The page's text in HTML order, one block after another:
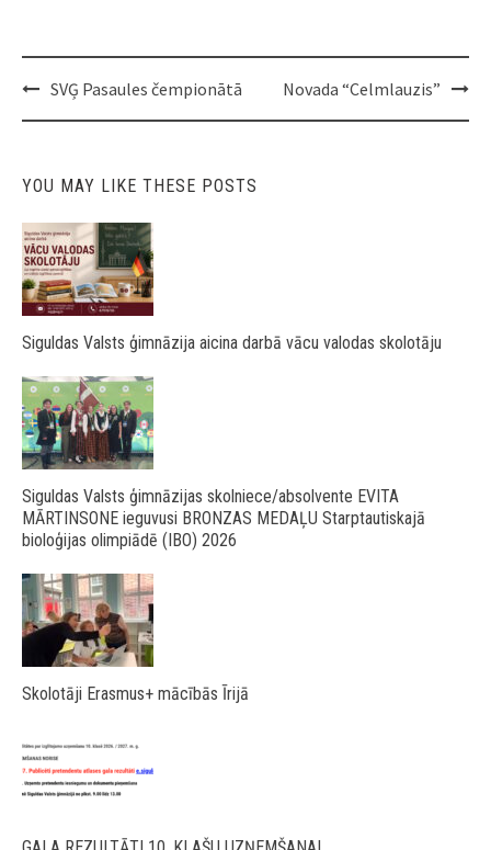
PostSVĢ Pasaules čempionātā Novada “Celmlauzis”
YOU MAY LIKE THESE POSTS
Siguldas Valsts ģimnāzija aicina darbā vācu valodas skolotāju
Siguldas Valsts ģimnāzijas skolniece/absolvente EVITA
MĀRTINSONE ieguvusi BRONZAS MEDAĻU Starptautiskajā
bioloģijas olimpiādē (IBO) 2026
Skolotāji Erasmus+ mācībās Īrijā